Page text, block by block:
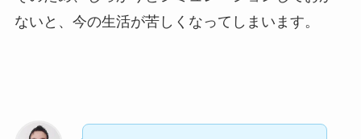
ないと、今の生活が苦しくなってしまいます。